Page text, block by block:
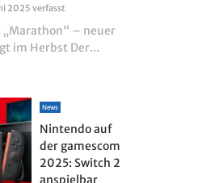
2025 verfasst
– neuer
im Herbst Der...
News
Nintendo auf
der gamescom
2025: Switch 2
anspielbar